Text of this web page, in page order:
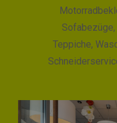
Teppiche,